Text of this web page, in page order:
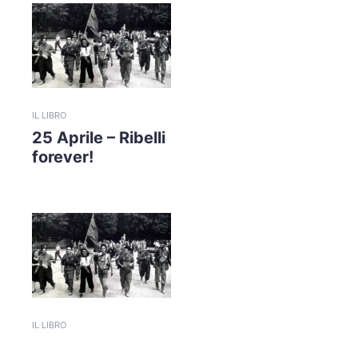
IL LIBRO
25 Aprile – Ribelli
forever!
IL LIBRO